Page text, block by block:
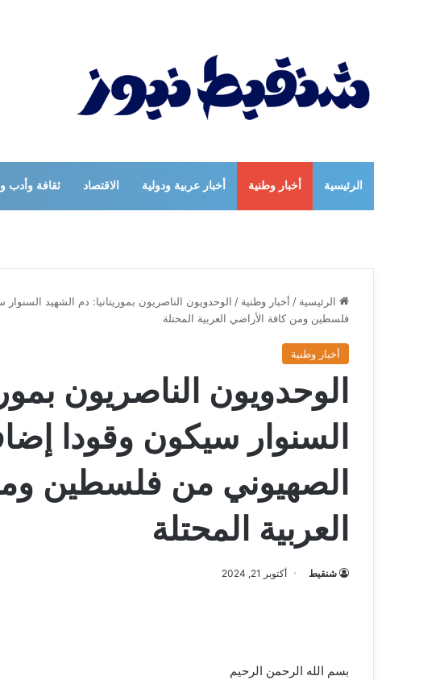
الرئيسية أخبار وطنية أخبار عربية ودولية الاقتصاد ثقافة وأدب
الرئيسية / أخبار وطنية / الوحدويون الناصريون بموريتانيا: دم الشهيد
فلسطين ومن كافة الأراضي العربية المحتلة
أخبار وطنية
الوحدويون الناصريون
السنوار سيكون وقودا
الصهيوني من فلسطين
العربية المحتلة
شنقيط أكتوبر 21, 2024
بسم الله الرحمن الرحيم